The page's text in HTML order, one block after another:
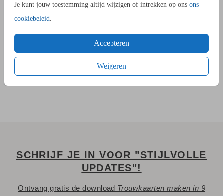
Je kunt jouw toestemming altijd wijzigen of intrekken op ons ons
cookiebeleid
Accepteren
Weigeren
SCHRIJF JE IN VOOR "STIJLVOLLE
UPDATES"!
Ontvang gratis de download Trouwkaarten maken in 9